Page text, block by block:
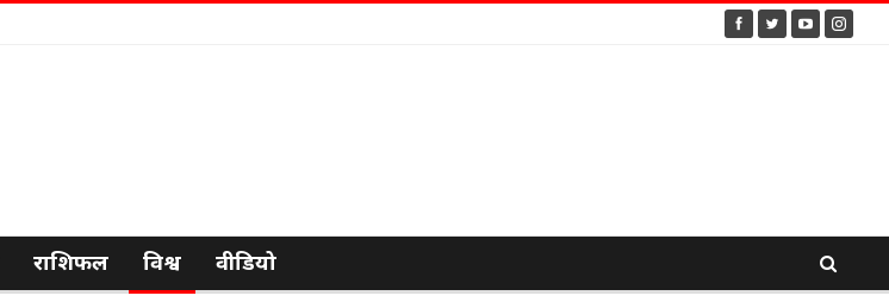
राशिफल विश्व वीडियो